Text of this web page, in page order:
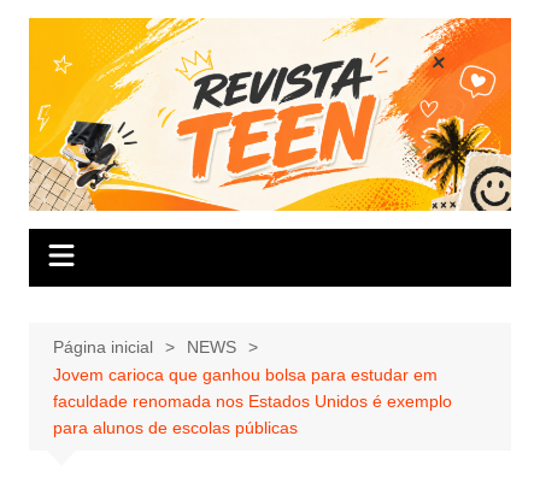
conteúdo
Página inicial
NEWS
Jovem carioca que ganhou bolsa para estudar em
faculdade renomada nos Estados Unidos é exemplo
para alunos de escolas públicas